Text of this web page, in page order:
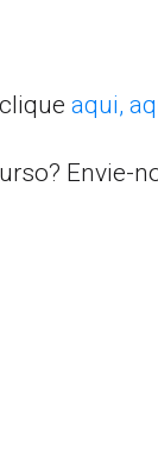
aqui,
Envie-